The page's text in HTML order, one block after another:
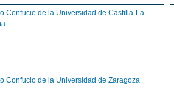
Confucio de la Universidad de Castilla-La
Confucio de la Universidad de Zaragoza